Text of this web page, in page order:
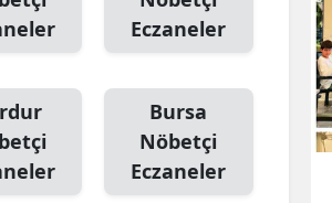
Muğla
Nevşehir
Niğde
Ordu
Eczaneler
Bursa
Nöbetçi
Eczaneler